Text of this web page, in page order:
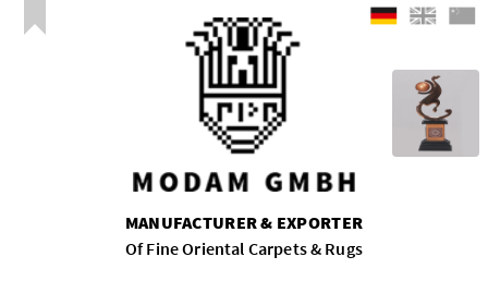
MANUFACTURER & EXPORTER
Of Fine Oriental Carpets & Rugs